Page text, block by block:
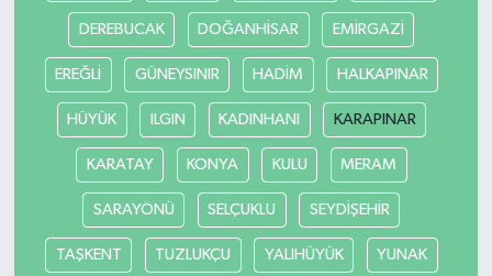
DEREBUCAK DOĞANHİSAR EMİRGAZİ
EREĞLİ GÜNEYSINIR HADİM HALKAPINAR
HÜYÜK ILGIN KADINHANI KARAPINAR
KARATAY KONYA KULU MERAM
SARAYÖNÜ SELÇUKLU SEYDİŞEHİR
TAŞKENT TUZLUKÇU YALIHÜYÜK YUNAK